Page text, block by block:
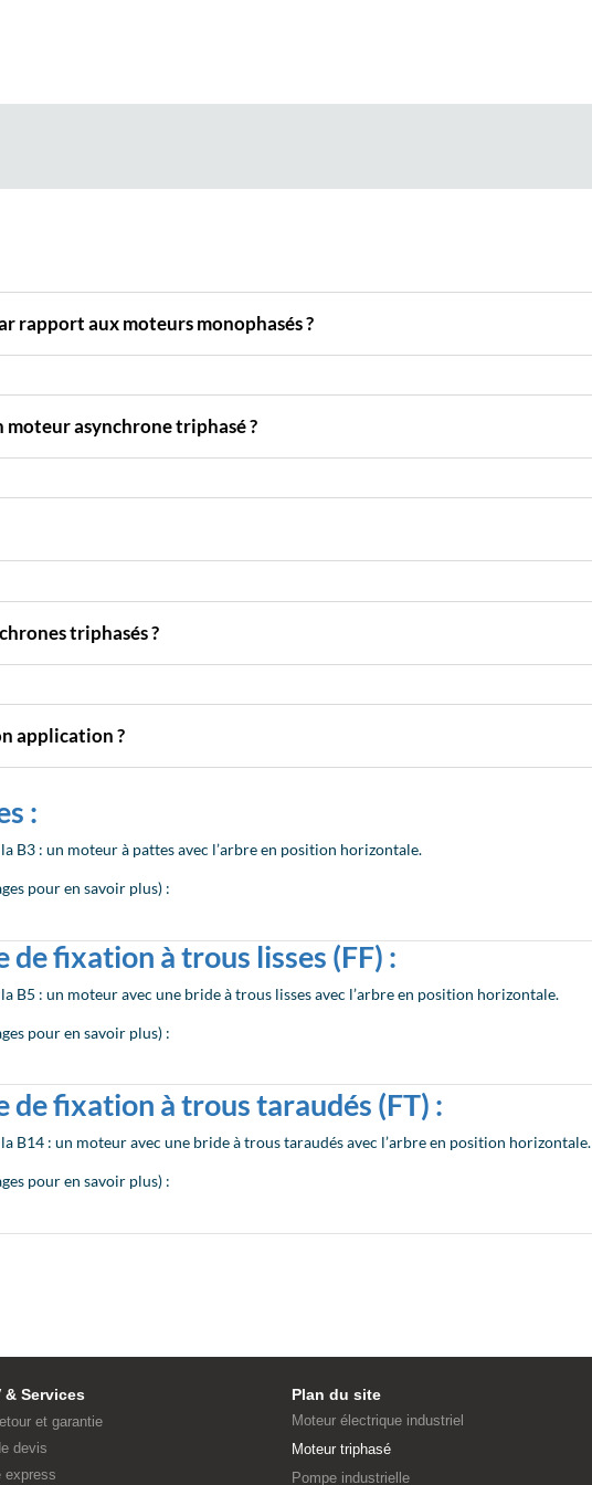
rapport aux moteurs monophasés ?
asynchrone triphasé ?
triphasés ?
application ?
:
B3 : un moteur à pattes avec l’arbre en position horizontale.
pour en savoir plus) :
fixation à trous lisses (FF) :
B5 : un moteur avec une bride à trous lisses avec l’arbre en position horizontale.
pour en savoir plus) :
fixation à trous taraudés (FT) :
B14 : un moteur avec une bride à trous taraudés avec l’arbre en position horizontale.
pour en savoir plus) :
& Services
et garantie
devis
express
Plan du site
Moteur électrique industriel
Moteur triphasé
Pompe industrielle